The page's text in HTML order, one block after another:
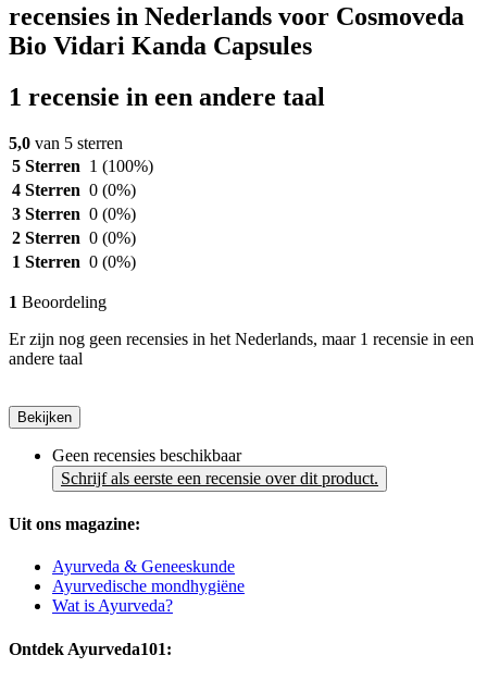
recensies in Nederlands voor Cosmoveda
Bio Vidari Kanda Capsules
1 recensie in een andere taal
5,0 van 5 sterren
5 Sterren 1 (100%)
4 Sterren 0 (0%)
3 Sterren 0 (0%)
2 Sterren 0 (0%)
1 Sterren 0 (0%)
1 Beoordeling
Er zijn nog geen recensies in het Nederlands, maar 1 recensie in een
andere taal
Bekijken
Geen recensies beschikbaar
Schrijf als eerste een recensie over dit product.
Uit ons magazine:
Ayurveda & Geneeskunde
Ayurvedische mondhygiëne
Wat is Ayurveda?
Ontdek Ayurveda101: